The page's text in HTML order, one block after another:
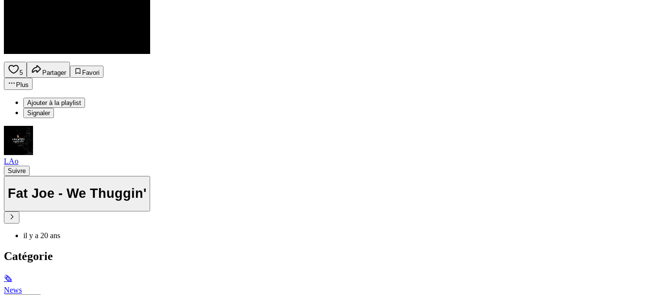
5 Partager
Favori
Plus
Ajouter à la playlist
Signaler
LAo
Suivre
Fat Joe - We Thuggin'
il y a 20 ans
Catégorie
🗞
News